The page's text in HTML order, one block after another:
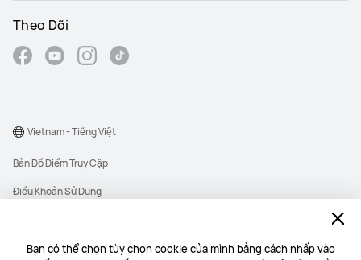
Bạn có thể chọn tùy chọn cookie của mình bằng cách nhấp vào
Theo Dõi
Bản Đồ Điểm Truy Cập
Điều Khoản Sử Dụng
Cookie
Vietnam - Tiếng Việt